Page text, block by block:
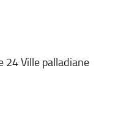
24 Ville palladiane